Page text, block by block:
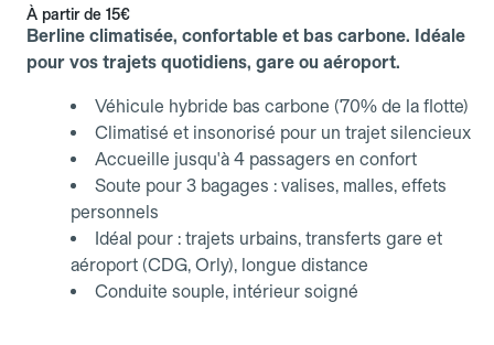
À partir de 15€
Berline climatisée, confortable et bas carbone. Idéale
pour vos trajets quotidiens, gare ou aéroport.
Véhicule hybride bas carbone (70% de la flotte)
Climatisé et insonorisé pour un trajet silencieux
Accueille jusqu'à 4 passagers en confort
Soute pour 3 bagages : valises, malles, effets
personnels
Idéal pour : trajets urbains, transferts gare et
aéroport (CDG, Orly), longue distance
Conduite souple, intérieur soigné